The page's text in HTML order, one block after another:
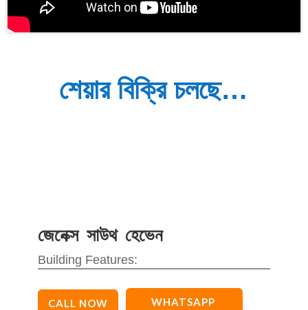
শেয়ার বিক্রি চলছে…
জেনেক্স সাউথ হেভেন
Building Features:
CALL NOW WHATSAPP